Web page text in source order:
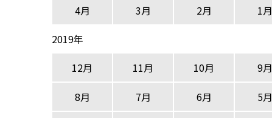
4月
3月 2月
1月
2019年
12月
11月 10月
9月
8月
7月 6月
5月